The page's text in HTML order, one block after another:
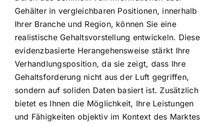
Gehälter in vergleichbaren Positionen, innerhalb
Ihrer Branche und Region, können Sie eine
realistische Gehaltsvorstellung entwickeln. Diese
evidenzbasierte Herangehensweise stärkt Ihre
Verhandlungsposition, da sie zeigt, dass Ihre
Gehaltsforderung nicht aus der Luft gegriffen,
sondern auf soliden Daten basiert ist. Zusätzlich
bietet es Ihnen die Möglichkeit, Ihre Leistungen
und Fähigkeiten objektiv im Kontext des Marktes